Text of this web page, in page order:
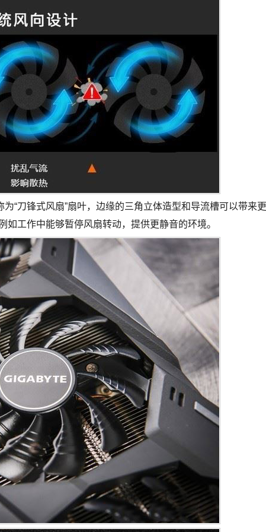
刀锋式风扇”扇叶，边缘的三角立体造型和导流槽可以带来更
工作中能够暂停风扇转动，提供更静音的环境。